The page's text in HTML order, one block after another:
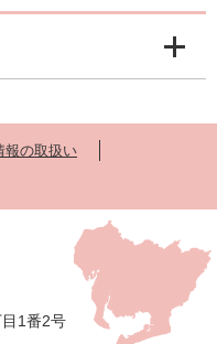
報の取扱い
1番2号